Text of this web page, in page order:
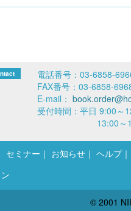
電話番号：03-6858-
FAX番号：03-6858-
E-mail：
受付時間：平日 9:00～
13:00～
セミナー お知らせ ヘルプ
© 2001